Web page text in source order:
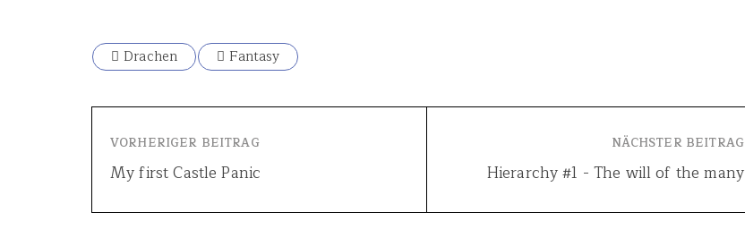
Drachen Fantasy
VORHERIGER BEITRAG
My first Castle Panic
NÄCHSTER BEITRAG
Hierarchy #1 - The will of the many